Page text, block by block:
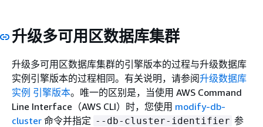
升级多可用区数据库集群
升级多可用区数据库集群的引擎版本的过程与升级数据库
实例引擎版本的过程相同。有关说明，请参阅升级数据库
实例 引擎版本。唯一的区别是，当使用 AWS Command
Line Interface（AWS CLI）时，您使用 modify-db-
cluster 命令并指定 --db-cluster-identifier 参